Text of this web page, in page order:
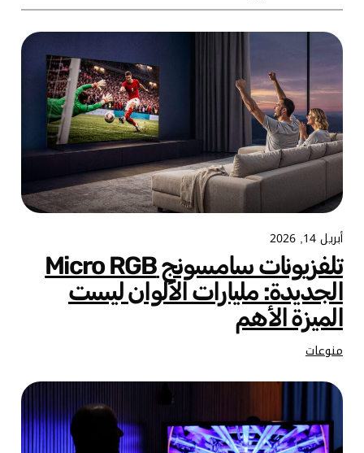
أبريل 14, 2026
تلفزيونات سامسونج Micro RGB
الجديدة: مليارات الألوان ليست
الميزة الأهم
منوعات